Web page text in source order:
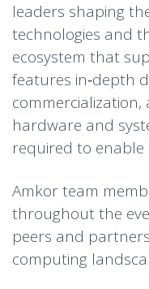
leaders shaping
technologies and
ecosystem that
features in‑depth
hardware and
required to
Amkor team
throughout the
peers and
computing